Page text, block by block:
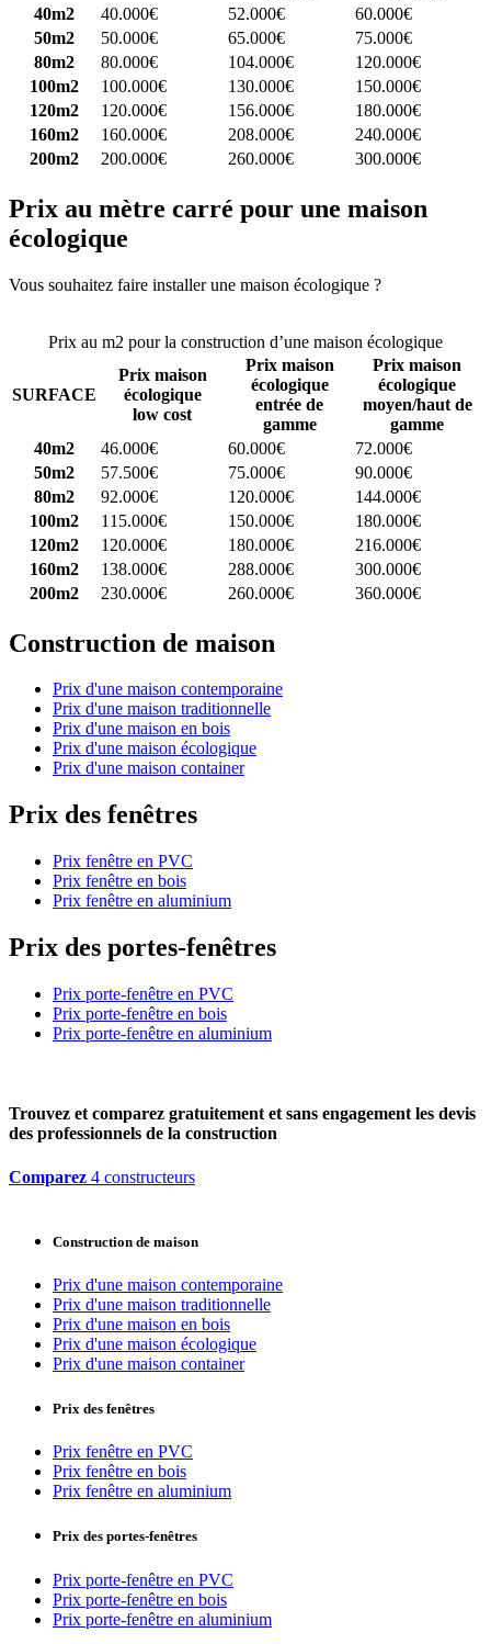
40m2
40.000€ 52.000€
60.000€
50m2
50.000€ 65.000€
75.000€
80m2
80.000€ 104.000€
120.000€
100m2
100.000€ 130.000€
150.000€
120m2
120.000€ 156.000€
180.000€
160m2
160.000€ 208.000€
240.000€
200m2
200.000€ 260.000€ 300.000€
Prix au mètre carré pour une maison
écologique
Vous souhaitez faire installer une maison écologique ?
Prix au m2 pour la construction d’une maison écologique
SURFACE
Prix maison
écologique
low cost
Prix maison
écologique
entrée de
gamme
Prix maison
écologique
moyen/haut de
gamme
40m2
46.000€ 60.000€
72.000€
50m2
57.500€ 75.000€
90.000€
80m2
92.000€ 120.000€
144.000€
100m2
115.000€ 150.000€
180.000€
120m2
120.000€ 180.000€
216.000€
160m2
138.000€ 288.000€
300.000€
200m2
230.000€ 260.000€ 360.000€
Construction de maison
Prix d'une maison contemporaine
Prix d'une maison traditionnelle
Prix d'une maison en bois
Prix d'une maison écologique
Prix d'une maison container
Prix des fenêtres
Prix fenêtre en PVC
Prix fenêtre en bois
Prix fenêtre en aluminium
Prix des portes-fenêtres
Prix porte-fenêtre en PVC
Prix porte-fenêtre en bois
Prix porte-fenêtre en aluminium
Trouvez et comparez gratuitement et sans engagement les devis
des professionnels de la construction
Comparez 4 constructeurs
Construction de maison
Prix d'une maison contemporaine
Prix d'une maison traditionnelle
Prix d'une maison en bois
Prix d'une maison écologique
Prix d'une maison container
Prix des fenêtres
Prix fenêtre en PVC
Prix fenêtre en bois
Prix fenêtre en aluminium
Prix des portes-fenêtres
Prix porte-fenêtre en PVC
Prix porte-fenêtre en bois
Prix porte-fenêtre en aluminium